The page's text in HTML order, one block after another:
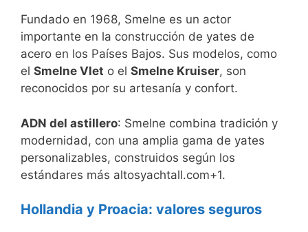
Fundado en 1968, Smelne es un actor
importante en la construcción de yates de
acero en los Países Bajos. Sus modelos, como
el Smelne Vlet o el Smelne Kruiser, son
reconocidos por su artesanía y confort.
ADN del astillero: Smelne combina tradición y
modernidad, con una amplia gama de yates
personalizables, construidos según los
estándares más altosyachtall.com+1.
Hollandia y Proacia: valores seguros